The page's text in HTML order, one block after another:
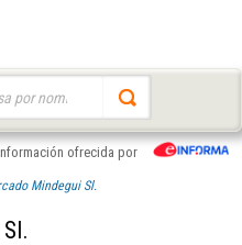
ofrecida por
Mindegui Sl.